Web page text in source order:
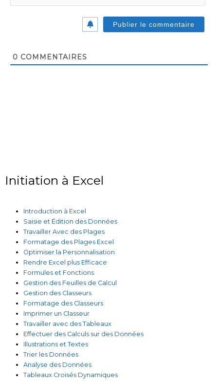
0 COMMENTAIRES
Initiation à Excel
Introduction à Excel
Saisie et Édition des Données
Travailler Avec des Plages
Formatage des Plages Excel
Optimiser la Personnalisation
Rendre Excel plus Efficace
Formules et Fonctions
Gestion des Feuilles de Calcul
Gestion des Classeurs
Formatage des Classeurs
Imprimer un Classeur
Travailler avec des Tableaux
Effectuer des Calculs sur des Données
Illustrations et Textes
Trier les Données
Analyse des Données
Tableaux Croisés Dynamiques